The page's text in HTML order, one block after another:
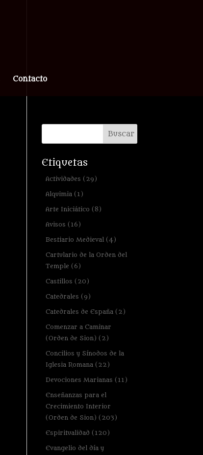
Contacto
Etiquetas
Actividades (29)
Alquimia (1)
Arte Iniciático (8)
Avisos (16)
Bestiario Medieval (4)
Cartulario de la Orden del
Temple (6)
Castillos (20)
Catedrales (9)
Catedrales de España (2)
Comenzar a Caminar
(Orden de Sion) (2)
Concilios y Sínodos de la
Iglesia Romana (22)
Devociones Marianas (11)
Enseñanzas para el
Crecimiento Interior
(Orden de Sion) (203)
Espiritualidad (120)
Evangelio del día y